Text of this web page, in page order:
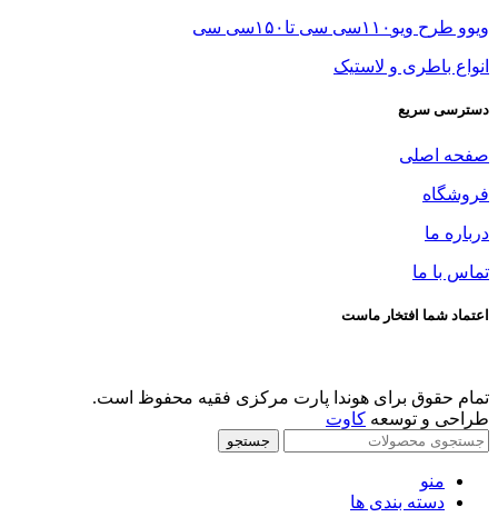
ویوو طرح ویو۱۱۰سی سی تا۱۵۰سی سی
انواع باطری و لاستیک
دسترسی سریع
صفحه اصلی
فروشگاه
درباره ما
تماس با ما
اعتماد شما افتخار ماست
تمام حقوق برای هوندا پارت مرکزی فقیه محفوظ است.
طراحی و توسعه کاوت
جستجو
منو
دسته بندی ها